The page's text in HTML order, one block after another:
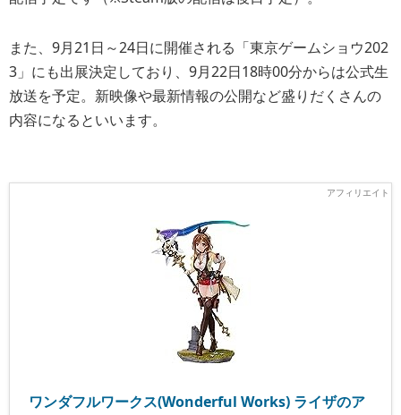
また、9月21日～24日に開催される「東京ゲームショウ202
3」にも出展決定しており、9月22日18時00分からは公式生
放送を予定。新映像や最新情報の公開など盛りだくさんの
内容になるといいます。
ワンダフルワークス(Wonderful Works) ライザのア